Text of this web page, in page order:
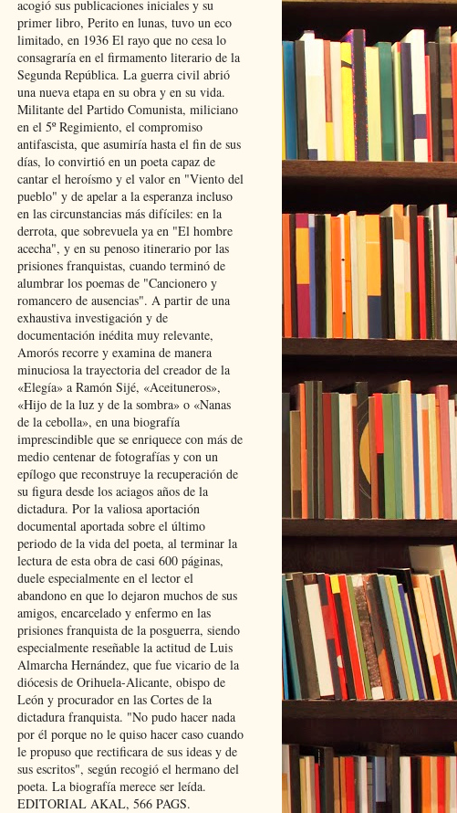
acogió sus publicaciones iniciales y su
primer libro, Perito en lunas, tuvo un eco
limitado, en 1936 El rayo que no cesa lo
consagraría en el firmamento literario de la
Segunda República. La guerra civil abrió
una nueva etapa en su obra y en su vida.
Militante del Partido Comunista, miliciano
en el 5º Regimiento, el compromiso
antifascista, que asumiría hasta el fin de sus
días, lo convirtió en un poeta capaz de
cantar el heroísmo y el valor en "Viento del
pueblo" y de apelar a la esperanza incluso
en las circunstancias más difíciles: en la
derrota, que sobrevuela ya en "El hombre
acecha", y en su penoso itinerario por las
prisiones franquistas, cuando terminó de
alumbrar los poemas de "Cancionero y
romancero de ausencias". A partir de una
exhaustiva investigación y de
documentación inédita muy relevante,
Amorós recorre y examina de manera
minuciosa la trayectoria del creador de la
«Elegía» a Ramón Sijé, «Aceituneros»,
«Hijo de la luz y de la sombra» o «Nanas
de la cebolla», en una biografía
imprescindible que se enriquece con más de
medio centenar de fotografías y con un
epílogo que reconstruye la recuperación de
su figura desde los aciagos años de la
dictadura. Por la valiosa aportación
documental aportada sobre el último
periodo de la vida del poeta, al terminar la
lectura de esta obra de casi 600 páginas,
duele especialmente en el lector el
abandono en que lo dejaron muchos de sus
amigos, encarcelado y enfermo en las
prisiones franquista de la posguerra, siendo
especialmente reseñable la actitud de Luis
Almarcha Hernández, que fue vicario de la
diócesis de Orihuela-Alicante, obispo de
León y procurador en las Cortes de la
dictadura franquista. "No pudo hacer nada
por él porque no le quiso hacer caso cuando
le propuso que rectificara de sus ideas y de
sus escritos", según recogió el hermano del
poeta. La biografía merece ser leída.
EDITORIAL AKAL, 566 PAGS.